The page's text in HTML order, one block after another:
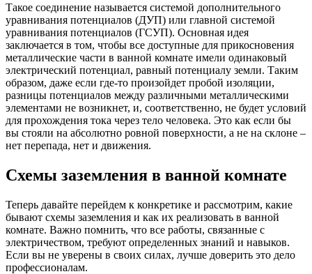
Такое соединение называется системой дополнительного
уравнивания потенциалов (ДУП) или главной системой
уравнивания потенциалов (ГСУП). Основная идея
заключается в том, чтобы все доступные для прикосновения
металлические части в ванной комнате имели одинаковый
электрический потенциал, равный потенциалу земли. Таким
образом, даже если где-то произойдет пробой изоляции,
разницы потенциалов между различными металлическими
элементами не возникнет, и, соответственно, не будет условий
для прохождения тока через тело человека. Это как если бы
вы стояли на абсолютно ровной поверхности, а не на склоне –
нет перепада, нет и движения.
Схемы заземления в ванной комнате
Теперь давайте перейдем к конкретике и рассмотрим, какие
бывают схемы заземления и как их реализовать в ванной
комнате. Важно помнить, что все работы, связанные с
электричеством, требуют определенных знаний и навыков.
Если вы не уверены в своих силах, лучше доверить это дело
профессионалам.